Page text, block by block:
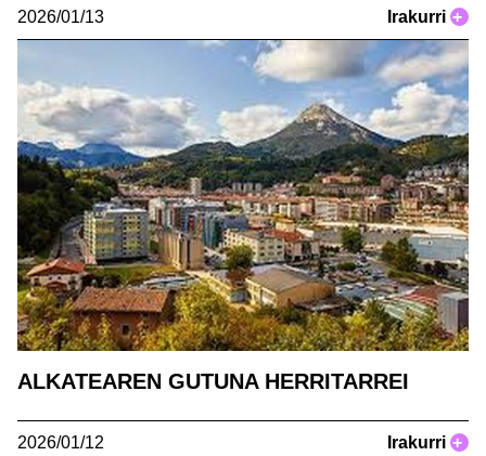
2026/01/13 Irakurri +
ALKATEAREN GUTUNA HERRITARREI
2026/01/12 Irakurri +